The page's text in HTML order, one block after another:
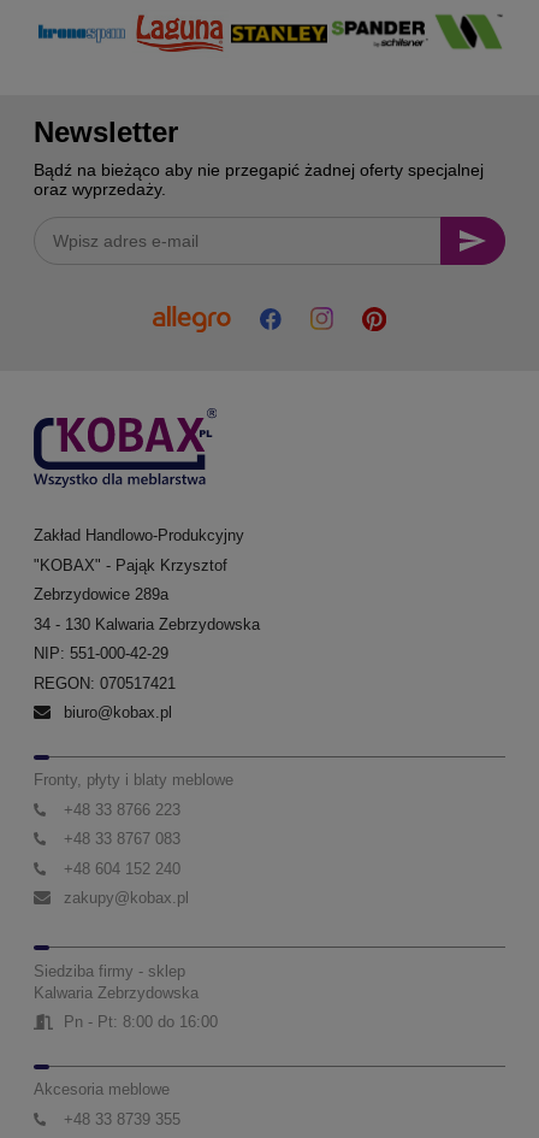
Newsletter
Bądź na bieżąco aby nie przegapić żadnej oferty specjalnej
oraz wyprzedaży.
Zakład Handlowo-Produkcyjny
"KOBAX" - Pająk Krzysztof
Zebrzydowice 289a
34 - 130 Kalwaria Zebrzydowska
NIP: 551-000-42-29
REGON: 070517421
biuro@kobax.pl
Fronty, płyty i blaty meblowe
+48 33 8766 223
+48 33 8767 083
+48 604 152 240
zakupy@kobax.pl
Siedziba firmy - sklep
Kalwaria Zebrzydowska
Pn - Pt: 8:00 do 16:00
Akcesoria meblowe
+48 33 8739 355